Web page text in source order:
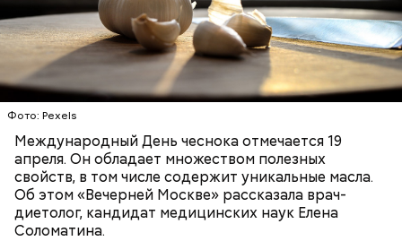
Фото: Pexels
Международный День чеснока отмечается 19
апреля. Он обладает множеством полезных
свойств, в том числе содержит уникальные масла.
Об этом «Вечерней Москве» рассказала врач-
диетолог, кандидат медицинских наук Елена
Соломатина.